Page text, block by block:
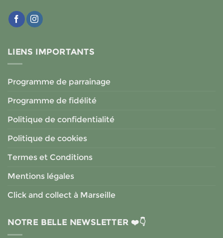
LIENS IMPORTANTS
Programme de parrainage
Programme de fidélité
Politique de confidentialité
Politique de cookies
Termes et Conditions
Mentions légales
Click and collect à Marseille
NOTRE BELLE NEWSLETTER ❤️👇